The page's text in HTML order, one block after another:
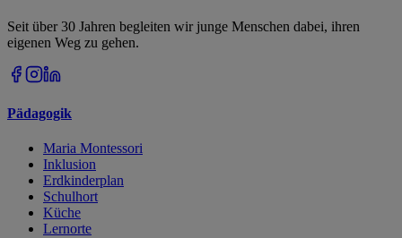
Seit über 30 Jahren begleiten wir junge Menschen dabei, ihren
eigenen Weg zu gehen.
Pädagogik
Maria Montessori
Inklusion
Erdkinderplan
Schulhort
Küche
Lernorte